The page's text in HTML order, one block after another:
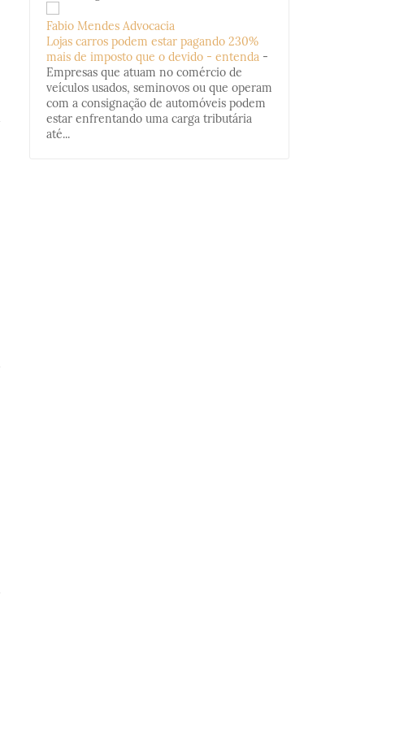
Fabio Mendes Advocacia
Lojas carros podem estar pagando 230%
mais de imposto que o devido - entenda -
Empresas que atuam no comércio de
veículos usados, seminovos ou que operam
com a consignação de automóveis podem
estar enfrentando uma carga tributária
até...